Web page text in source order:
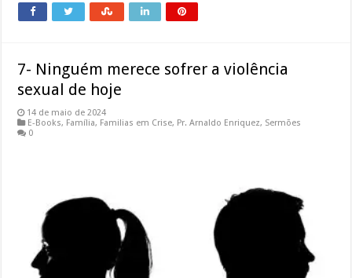
7- Ninguém merece sofrer a violência
sexual de hoje
14 de maio de 2024
E-Books, Família, Familias em Crise, Pr. Arnaldo Enriquez, Sermões
0